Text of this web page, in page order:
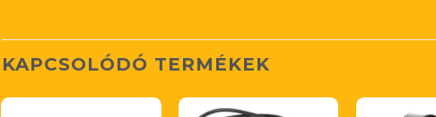
KAPCSOLÓDÓ TERMÉKEK